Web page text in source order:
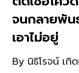
จนกลายพั
เอาไม่อยู่
By นิธิโรจน์ เ